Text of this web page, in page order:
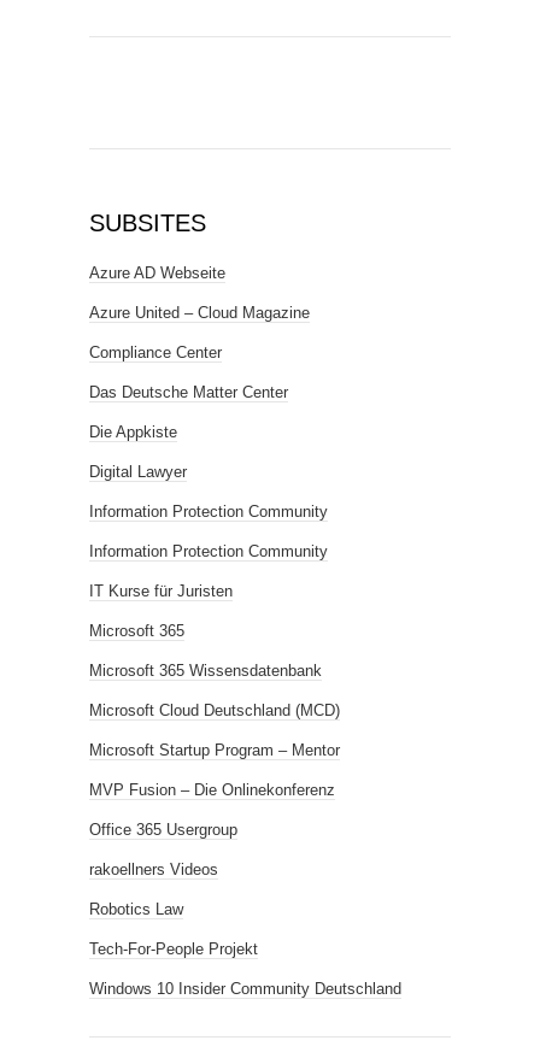
SUBSITES
Azure AD Webseite
Azure United – Cloud Magazine
Compliance Center
Das Deutsche Matter Center
Die Appkiste
Digital Lawyer
Information Protection Community
Information Protection Community
IT Kurse für Juristen
Microsoft 365
Microsoft 365 Wissensdatenbank
Microsoft Cloud Deutschland (MCD)
Microsoft Startup Program – Mentor
MVP Fusion – Die Onlinekonferenz
Office 365 Usergroup
rakoellners Videos
Robotics Law
Tech-For-People Projekt
Windows 10 Insider Community Deutschland